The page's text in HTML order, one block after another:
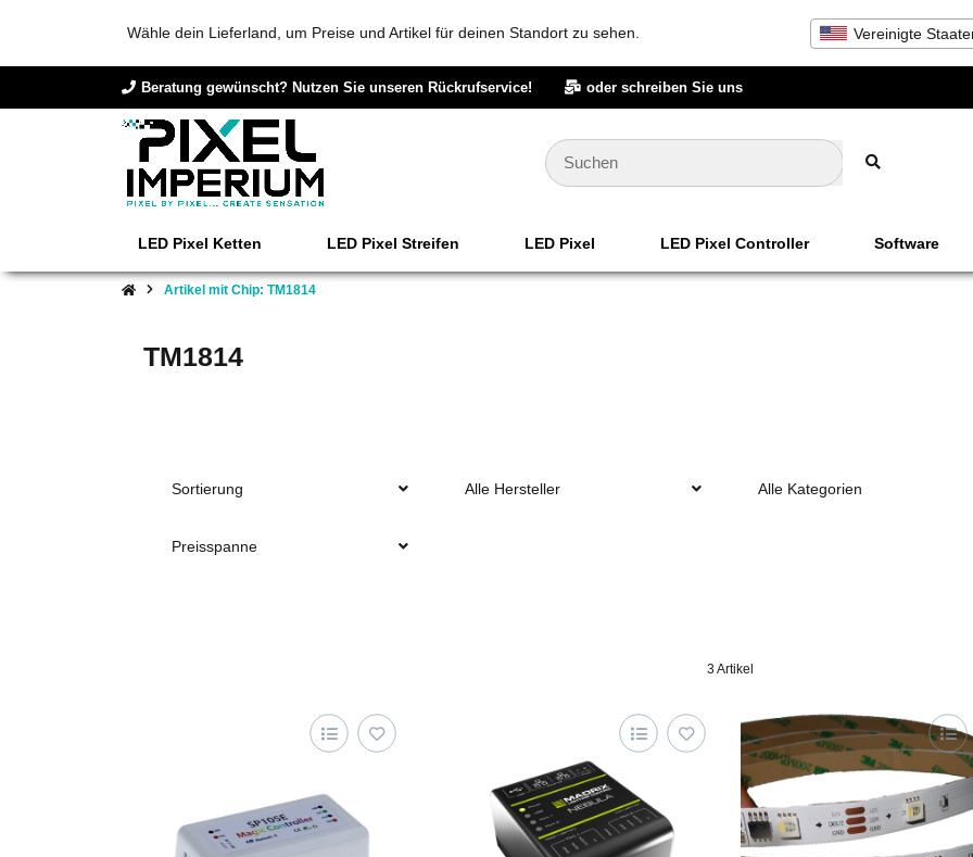
Wähle dein Lieferland, um Preise und Artikel für deinen Standort zu sehen. Vereinigte
Beratung gewünscht? Nutzen Sie unseren Rückrufservice! oder schreiben Sie uns
LED Pixel Ketten LED Pixel Streifen LED Pixel LED Pixel Controller Software
Artikel mit Chip: TM1814
TM1814
Sortierung Alle Hersteller Alle Kategorien
Preisspanne
3 Artikel